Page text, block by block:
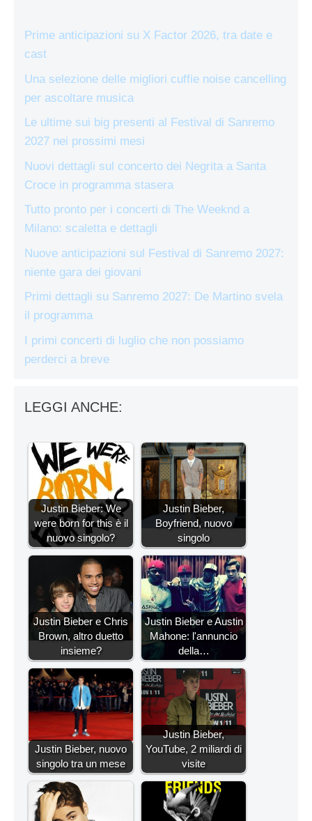
Prime anticipazioni su X Factor 2026, tra date e
cast
Una selezione delle migliori cuffie noise cancelling
per ascoltare musica
Le ultime sui big presenti al Festival di Sanremo
2027 nei prossimi mesi
Nuovi dettagli sul concerto dei Negrita a Santa
Croce in programma stasera
Tutto pronto per i concerti di The Weeknd a
Milano: scaletta e dettagli
Nuove anticipazioni sul Festival di Sanremo 2027:
niente gara dei giovani
Primi dettagli su Sanremo 2027: De Martino svela
il programma
I primi concerti di luglio che non possiamo
perderci a breve
LEGGI ANCHE:
Justin Bieber: We
were born for this è il
nuovo singolo?
Justin Bieber,
Boyfriend, nuovo
singolo
Justin Bieber e Chris
Brown, altro duetto
insieme?
Justin Bieber e Austin
Mahone: l'annuncio
della…
Justin Bieber, nuovo
singolo tra un mese
Justin Bieber,
YouTube, 2 miliardi di
visite